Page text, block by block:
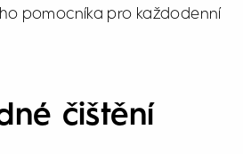
pomocníka pro každodenní
čištění